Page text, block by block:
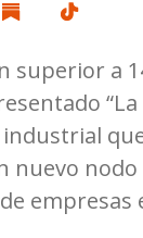
superior a
nuevo
empresas